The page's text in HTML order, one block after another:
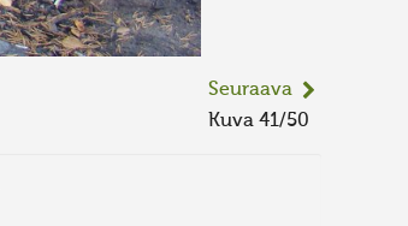
Seuraava
Kuva 41/50